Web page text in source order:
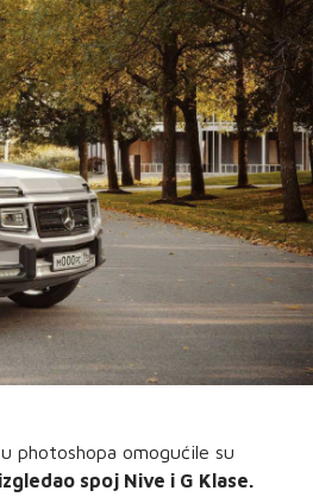
photoshopa omogućile su
spoj Nive i G Klase.